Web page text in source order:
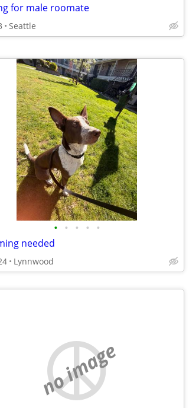
for male roomate
Seattle
• • • • •
needed
Lynnwood
no image